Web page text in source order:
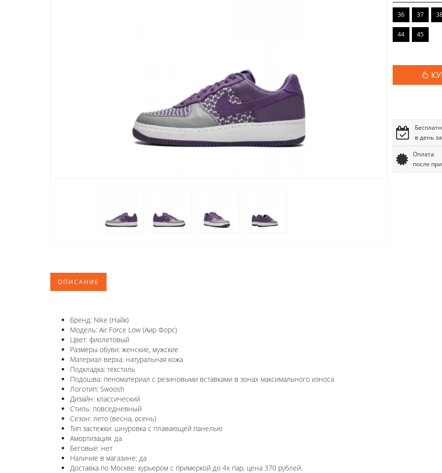
36 37
44 45
в день
Оплата
после
ОПИСАНИЕ
Бренд: Nike (Найк)
Модель: Air Force Low (Аир Форс)
Цвет: фиолетовый
Размеры обуви: женские, мужские
Материал верха: натуральная кожа
Подкладка: текстиль
Подошва: пеноматериал с резиновыми вставками в зонах максимального износа
Логотип: Swoosh
Дизайн: классический
Стиль: повседневный
Сезон: лето (весна, осень)
Тип застежки: шнуровка с плавающей панелью
Амортизация: да
Беговые: нет
Наличие в магазине: да
Доставка по Москве: курьером с примеркой до 4х пар, цена 370 рублей.